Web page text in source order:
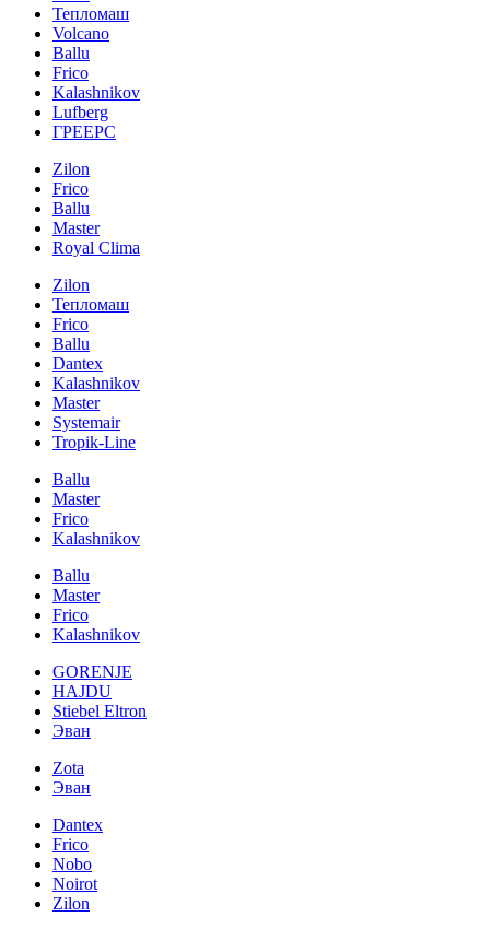
Тепломаш
Volcano
Ballu
Frico
Kalashnikov
Lufberg
ГРЕЕРС
Zilon
Frico
Ballu
Master
Royal Clima
Zilon
Тепломаш
Frico
Ballu
Dantex
Kalashnikov
Master
Systemair
Tropik-Line
Ballu
Master
Frico
Kalashnikov
Ballu
Master
Frico
Kalashnikov
GORENJE
HAJDU
Stiebel Eltron
Эван
Zota
Эван
Dantex
Frico
Nobo
Noirot
Zilon